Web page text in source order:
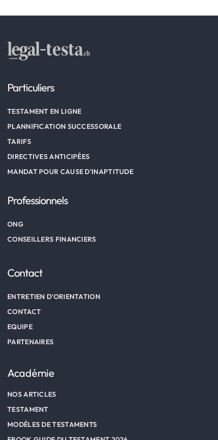
Particuliers
TESTAMENT EN LIGNE
PLANNIFICATION SUCCESSORALE
TARIFS
DIRECTIVES ANTICIPÉES
MANDAT POUR CAUSE D'INAPTITUDE
Professionnels
ONG
CONSEILLERS FINANCIERS
Contact
ENTRETIEN D'ORIENTATION
CONTACT
EQUIPE
PARTENAIRES
Académie
NOS ARTICLES
TESTAMENT
MODÈLES DE TESTAMENTS